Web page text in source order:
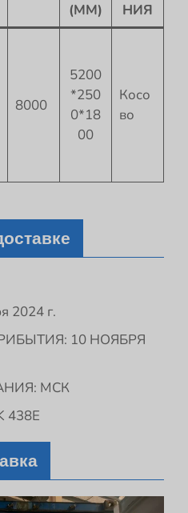
(ММ)
НИЯ
8000
5200
*250
0*18
00
Косо
во
2024 г.
10 НОЯБРЯ
МСК
438E